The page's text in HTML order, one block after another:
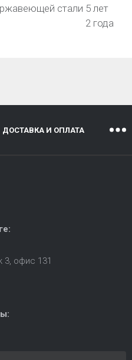
стали 5 лет
2 года
ДОСТАВКА И ОПЛАТА
3, офис 131